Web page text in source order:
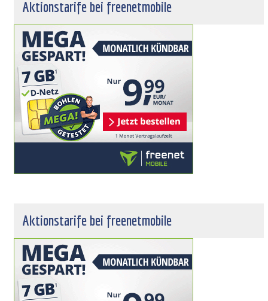
Aktionstarife bei freenetmobile
Aktionstarife bei freenetmobile